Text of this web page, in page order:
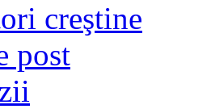
creştine
post